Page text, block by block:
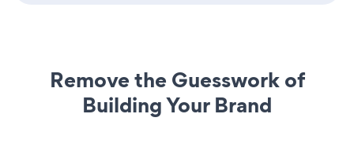
Remove the Guesswork of
Building Your Brand